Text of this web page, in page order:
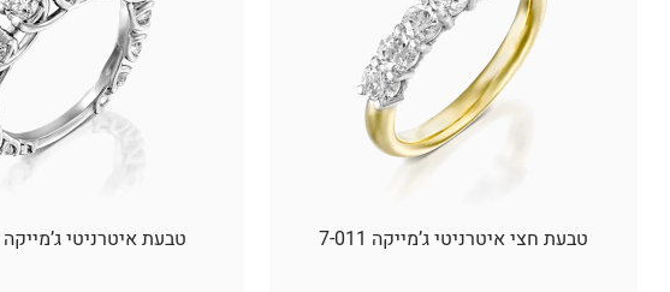
טבעת חצי איטרניטי ג’מייקה 7-011 טבעת איטרניטי ג’מייקה 19-DGR